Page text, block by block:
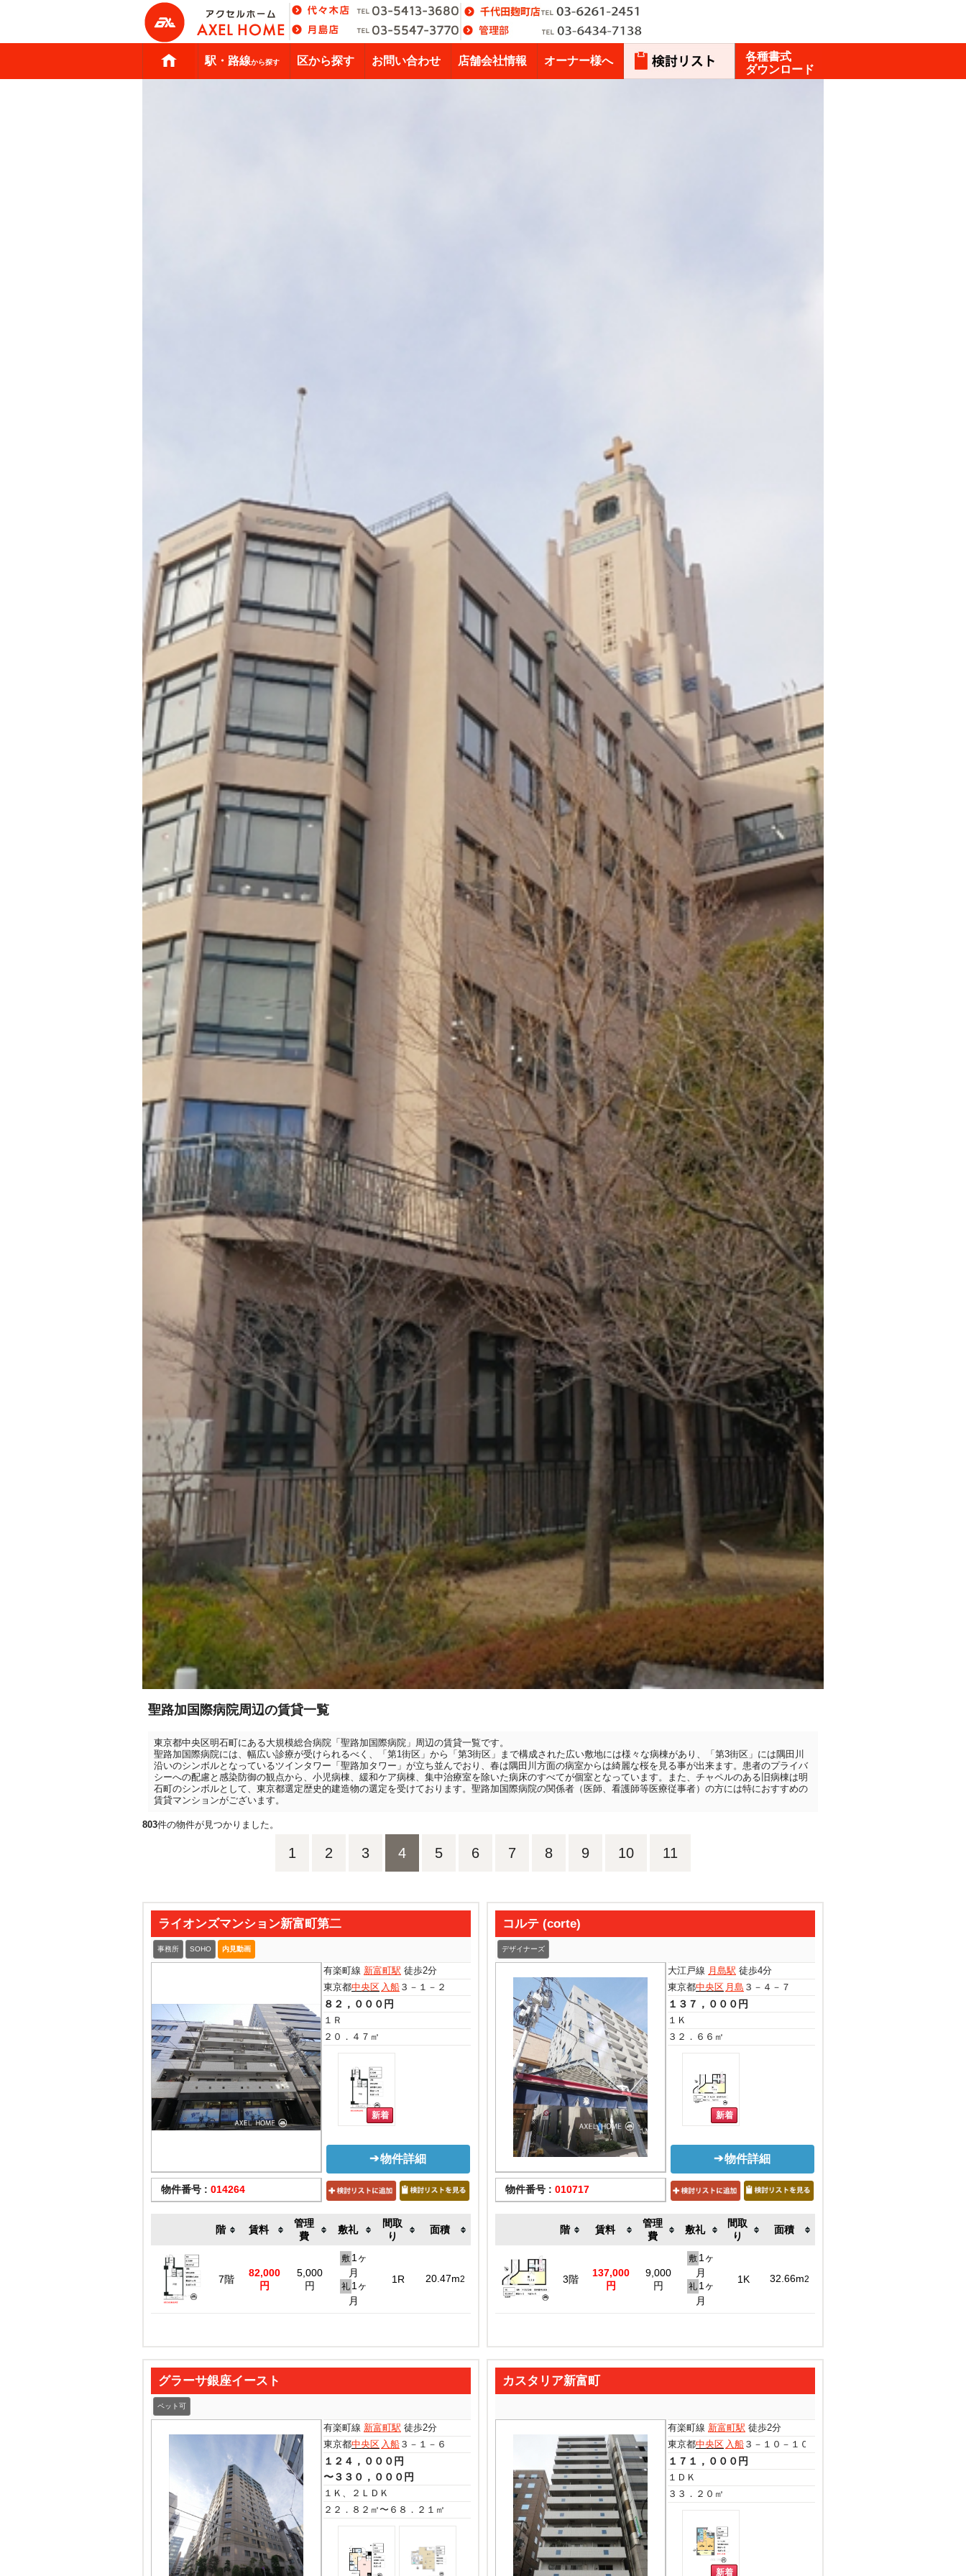
駅・路線から探す 区から探す お問い合わせ 店舗会社情報 オーナー様へ
各種書式
ダウンロード
聖路加国際病院周辺の賃貸一覧
東京都中央区明石町にある大規模総合病院「聖路加国際病院」周辺の賃貸一覧です。
聖路加国際病院には、幅広い診療が受けられるべく、「第1街区」から「第3街区」まで構成された広い敷地には様々な病棟があり、「第3街区」には隅田川
沿いのシンボルとなっているツインタワー「聖路加タワー」が立ち並んでおり、春は隅田川方面の病室からは綺麗な桜を見る事が出来ます。患者のプライバ
シーへの配慮と感染防御の観点から、小児病棟、緩和ケア病棟、集中治療室を除いた病床のすべてが個室となっています。また、チャペルのある旧病棟は明
石町のシンボルとして、東京都選定歴史的建造物の選定を受けております。聖路加国際病院の関係者（医師、看護師等医療従事者）の方には特におすすめの
賃貸マンションがございます。
803件の物件が見つかりました。
1 2 3 4 5 6 7 8 9 10 11
ライオンズマンション新富町第二
事務所 SOHO 内見動画
物件番号 : 014264
有楽町線 新富町駅 徒歩2分
東京都中央区 入船 ３－１－２
８２，０００円
１Ｒ
２０．４７㎡
物件詳細
階 賃料
管理
費
敷礼
間取
り
面積
7階
82,000
円
5,000
円
敷 1ヶ
月
礼 1ヶ
月
1R 20.47m2
コルテ (corte)
デザイナーズ
物件番号 : 010717
大江戸線 月島駅 徒歩4分
東京都中央区 月島 ３－４－７
１３７，０００円
１Ｋ
３２．６６㎡
物件詳細
階 賃料
管理
費
敷礼
間取
り
面積
3階
137,000
円
9,000
円
敷 1ヶ
月
礼 1ヶ
月
1K 32.66m2
グラーサ銀座イースト
ペット可
有楽町線 新富町駅 徒歩2分
東京都中央区 入船 ３－１－６
１２４，０００円
〜３３０，０００円
１Ｋ、２ＬＤＫ
２２．８２㎡〜６８．２１㎡
カスタリア新富町
有楽町線 新富町駅 徒歩2分
東京都中央区 入船 ３－１０－１０
１７１，０００円
１ＤＫ
３３．２０㎡